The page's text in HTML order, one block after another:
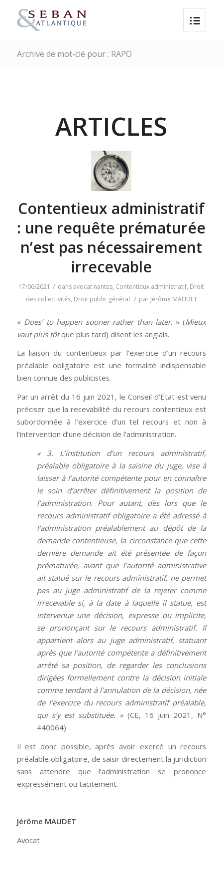
Archive de mot-clé pour : RAPO
ARTICLES
Contentieux administratif
: une requête prématurée
n’est pas nécessairement
irrecevable
17/06/2021 / dans avocat nantes, Contentieux administratif, Droit
des collectivités, Droit public général / par Jérôme MAUDET
« Does’ to happen sooner rather than later. » (Mieux
vaut plus tôtque plus tard) disent les anglais.
La liaison du contentieux par l’exercice d’un recours
préalable obligatoire est une formalité indispensable
bien connue des publicistes.
Par un arrêt du 16 juin 2021, le Conseil d’Etat est venu
préciser que la recevabilité du recours contentieux est
subordonnée à l’exercice d’un tel recours et non à
l’intervention d’une décision de l’administration.
« 3. L’institution d’un recours administratif,
préalable obligatoire à la saisine du juge, vise à
laisser à l’autorité compétente pour en connaître
le soin d’arrêter définitivement la position de
l’administration. Pour autant, dès lors que le
recours administratif obligatoire a été adressé à
l’administration préalablement au dépôt de la
demande contentieuse, la circonstance que cette
dernière demande ait été présentée de façon
prématurée, avant que l’autorité administrative
ait statué sur le recours administratif, ne permet
pas au juge administratif de la rejeter comme
irrecevable si, à la date à laquelle il statue, est
intervenue une décision, expresse ou implicite,
se prononçant sur le recours administratif. Il
appartient alors au juge administratif, statuant
après que l’autorité compétente a définitivement
arrêté sa position, de regarder les conclusions
dirigées formellement contre la décision initiale
comme tendant à l’annulation de la décision, née
de l’exercice du recours administratif préalable,
qui s’y est substituée. »(CE, 16 juin 2021, N°
440064)
Il est donc possible, après avoir exercé un recours
préalable obligatoire, de saisir directement la juridiction
sans attendre que l’administration se prononce
expressément ou tacitement.
Jérôme MAUDET
Avocat